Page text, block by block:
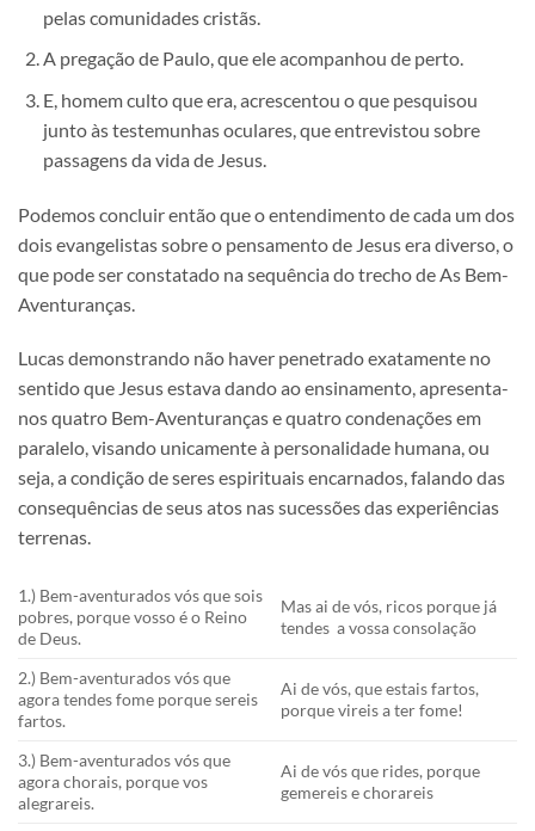
pelas comunidades cristãs.
A pregação de Paulo, que ele acompanhou de perto.
E, homem culto que era, acrescentou o que pesquisou
junto às testemunhas oculares, que entrevistou sobre
passagens da vida de Jesus.
Podemos concluir então que o entendimento de cada um dos
dois evangelistas sobre o pensamento de Jesus era diverso, o
que pode ser constatado na sequência do trecho de As Bem-
Aventuranças.
Lucas demonstrando não haver penetrado exatamente no
sentido que Jesus estava dando ao ensinamento, apresenta-
nos quatro Bem-Aventuranças e quatro condenações em
paralelo, visando unicamente à personalidade humana, ou
seja, a condição de seres espirituais encarnados, falando das
consequências de seus atos nas sucessões das experiências
terrenas.
1.) Bem-aventurados vós que sois
pobres, porque vosso é o Reino
de Deus.
Mas ai de vós, ricos porque já
tendes a vossa consolação
2.) Bem-aventurados vós que
agora tendes fome porque sereis
fartos.
Ai de vós, que estais fartos,
porque vireis a ter fome!
3.) Bem-aventurados vós que
agora chorais, porque vos
alegrareis.
Ai de vós que rides, porque
gemereis e chorareis